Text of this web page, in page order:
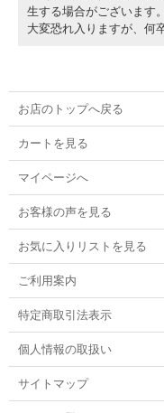
生する場合がございます。
大変恐れ入りますが、何
お店のトップへ戻る
カートを見る
マイページへ
お客様の声を見る
お気に入りリストを見る
ご利用案内
特定商取引法表示
個人情報の取扱い
サイトマップ